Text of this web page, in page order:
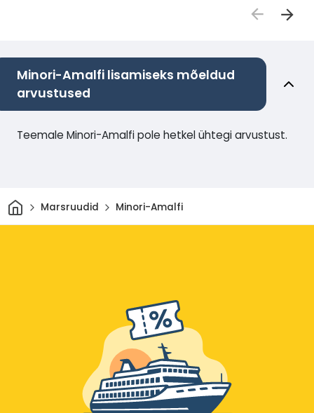
Minori-Amalfi lisamiseks mõeldud
arvustused
Teemale Minori-Amalfi pole hetkel ühtegi arvustust.
Avaleht
Marsruudid Minori-Amalfi